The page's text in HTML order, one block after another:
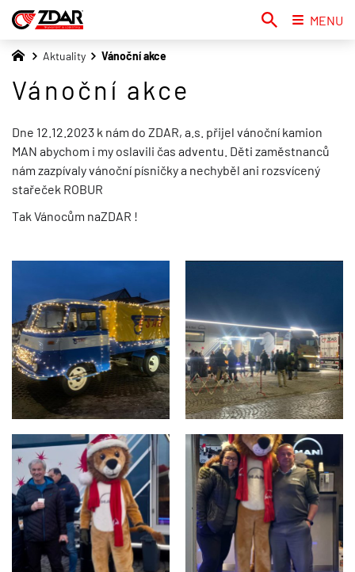
Aktuality Vánoční akce
Vánoční akce
Dne 12.12.2023 k nám do ZDAR, a.s. přijel vánoční kamion
MAN abychom i my oslavili čas adventu. Děti zaměstnanců
nám zazpívaly vánoční písničky a nechyběl ani rozsvícený
stařeček ROBUR
Tak Vánocům naZDAR !
MENU